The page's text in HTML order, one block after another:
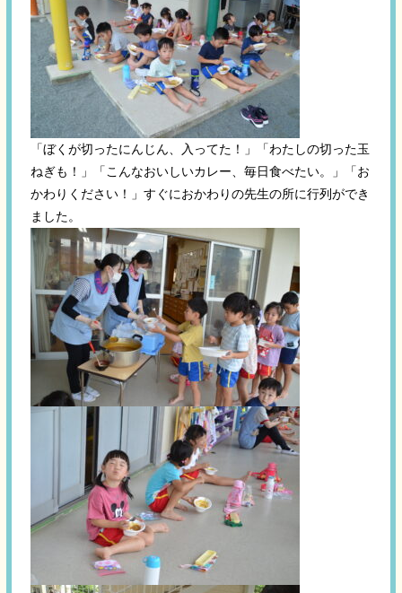
「ぼくが切ったにんじん、入ってた！」「わたしの切った玉
ねぎも！」「こんなおいしいカレー、毎日食べたい。」「お
かわりください！」すぐにおかわりの先生の所に行列ができ
ました。